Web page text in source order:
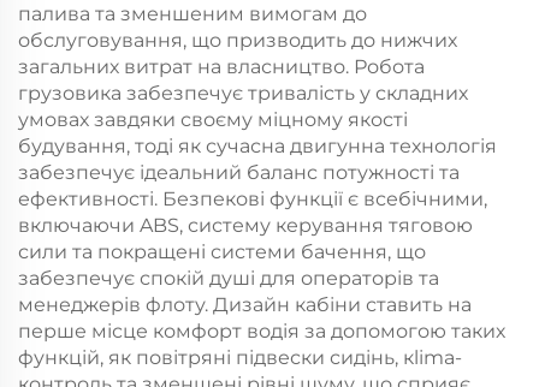
палива та зменшеним вимогам до
обслуговування, що призводить до нижчих
загальних витрат на власництво. Робота
грузовика забезпечує тривалість у складних
умовах завдяки своєму міцному якості
будування, тоді як сучасна двигунна технологія
забезпечує ідеальний баланс потужності та
ефективності. Безпекові функції є всебічними,
включаючи ABS, систему керування тяговою
сили та покращені системи бачення, що
забезпечує спокій душі для операторів та
менеджерів флоту. Дизайн кабіни ставить на
перше місце комфорт водія за допомогою таких
функцій, як повітряні підвески сидінь, кlima-